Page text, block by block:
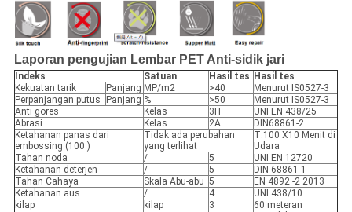
Laporan pengujian Lembar PET Anti-sidik jari
Indeks Satuan Hasil tes Hasil tes
Kekuatan tarik
Panjang MP/m2 >40
Menurut IS0527-3
Perpanjangan putus
Panjang % >50
Menurut IS0527-3
Anti gores
Kelas 3H
UNI EN 438/25
Abrasi
Kelas 2A
DIN68861-2
Ketahanan panas dari
embossing (100 )
Tidak ada perubahan
yang terlihat
T:100 X10 Menit di
Udara
Tahan noda
/ 5
UNI EN 12720
Ketahanan deterjen
/ 5
DIN 68861-1
Tahan Cahaya
Skala Abu-abu 5
EN 4892 -2 2013
Ketahanan aus
/ 4
UNI 438/10
kilap
kilap 3
60 meteran